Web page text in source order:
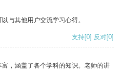
与其他用户交流学习心得。
支持[0] 反对[0]
，涵盖了各个学科的知识。老师的讲